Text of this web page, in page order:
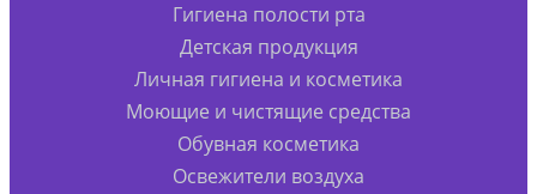
Гигиена полости рта
Детская продукция
Личная гигиена и косметика
Моющие и чистящие средства
Обувная косметика
Освежители воздуха